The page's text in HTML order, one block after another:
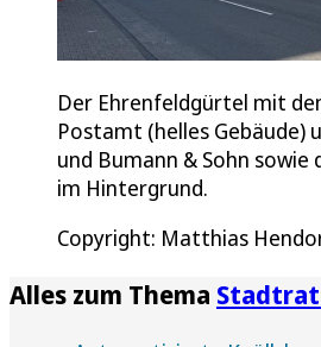
Der Ehrenfeldgürtel mit
Postamt (helles Gebäude)
und Bumann & Sohn sowie
im Hintergrund.
Copyright: Matthias
Alles zum Thema